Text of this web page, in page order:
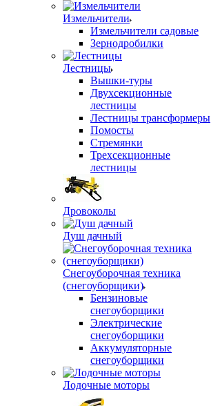
Измельчители
Измельчители садовые
Зернодробилки
Лестницы
Вышки-туры
Двухсекционные
лестницы
Лестницы трансформеры
Помосты
Стремянки
Трехсекционные
лестницы
Дровоколы
Душ дачный
Снегоуборочная техника
(снегоуборщики)
Бензиновые
снегоуборщики
Электрические
снегоуборщики
Аккумуляторные
снегоуборщики
Лодочные моторы